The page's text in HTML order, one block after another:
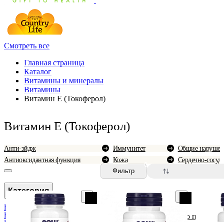
Смотреть все
Главная страница
Каталог
Витамины и минералы
Витамины
Витамин E (Токоферол)
Витамин E (Токоферол)
Анти-эйдж
Антиоксидантная функция
Иммунитет
Кожа
Общие
Сердечно-
Категория
B1 (тиамин)
B2 (рибофлавин)
Фильтр
0
По